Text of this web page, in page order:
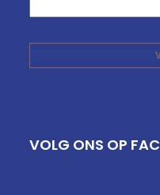
VOLG ONS OP